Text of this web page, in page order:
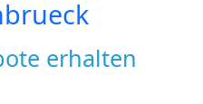
erhalten